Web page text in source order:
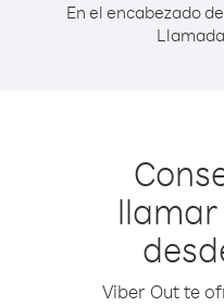
En el encabezado
llamar
Viber Out te